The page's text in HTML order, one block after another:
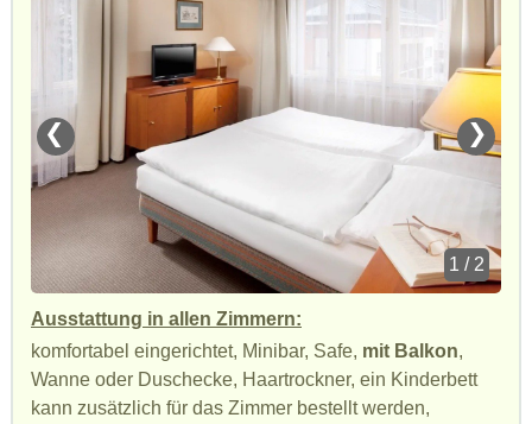
❮ ❯
1 / 2
Ausstattung in allen Zimmern:
komfortabel eingerichtet, Minibar, Safe, mit Balkon,
Wanne oder Duschecke, Haartrockner, ein Kinderbett
kann zusätzlich für das Zimmer bestellt werden,